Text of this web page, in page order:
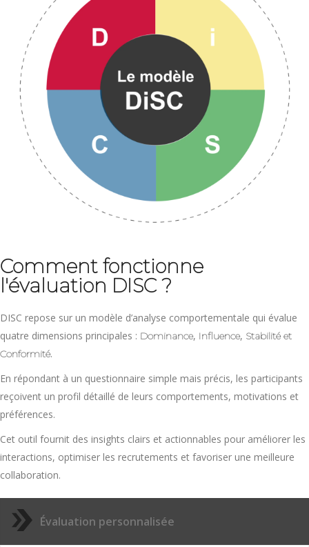
Comment fonctionne
l'évaluation DISC ?
DISC repose sur un modèle d’analyse comportementale qui évalue
quatre dimensions principales : Dominance, Influence, Stabilité et
Conformité.
En répondant à un questionnaire simple mais précis, les participants
reçoivent un profil détaillé de leurs comportements, motivations et
préférences.
Cet outil fournit des insights clairs et actionnables pour améliorer les
interactions, optimiser les recrutements et favoriser une meilleure
collaboration.
Évaluation personnalisée